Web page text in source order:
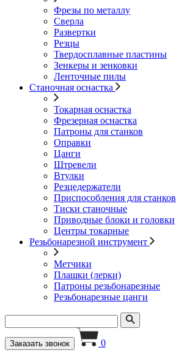
Фрезы по металлу
Сверла
Развертки
Резцы
Твердосплавные пластины
Зенкеры и зенковки
Ленточные пилы
Станочная оснастка
Токарная оснастка
Фрезерная оснастка
Патроны для станков
Оправки
Цанги
Штревели
Втулки
Резцедержатели
Приспособления для станков
Тиски станочные
Приводные блоки и головки
Центры токарные
Резьбонарезной инструмент
Метчики
Плашки (лерки)
Патроны резьбонарезные
Резьбонарезные цанги
Заказать звонок 0